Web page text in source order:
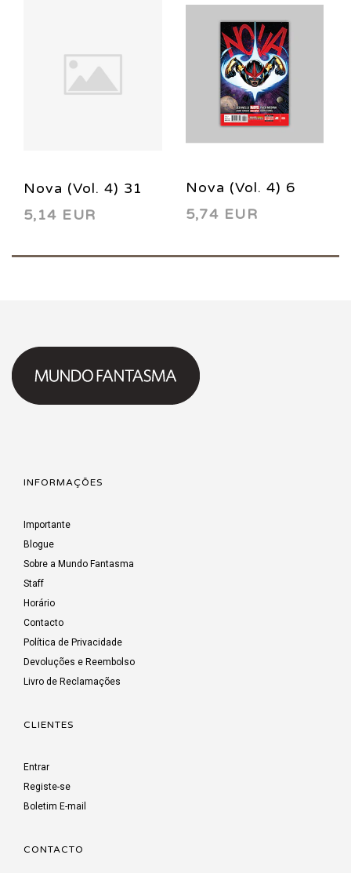
Nova (Vol. 4) 31
2015
5,14 EUR
Nova (Vol. 4) 6
2013
5,74 EUR
INFORMAÇÕES
Importante
Blogue
Sobre a Mundo Fantasma
Staff
Horário
Contacto
Política de Privacidade
Devoluções e Reembolso
Livro de Reclamações
CLIENTES
Entrar
Registe-se
Boletim E-mail
CONTACTO